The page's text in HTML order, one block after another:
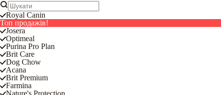
Royal Canin
Топ продажів!
Josera
Optimeal
Purina Pro Plan
Brit Care
Dog Chow
Acana
Brit Premium
Farmina
Nature's Protection